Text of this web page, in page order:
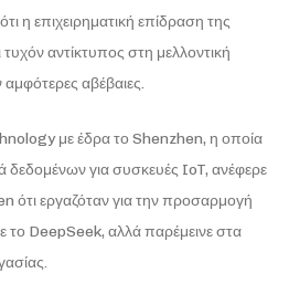
η επιχειρηματική επίδραση της
αντίκτυπος στη μελλοντική
αβέβαιες.
με έδρα το Shenzhen, η οποία
δεδομένων για συσκευές IoT, ανέφερε
ότι εργαζόταν για την προσαρμογή
το DeepSeek, αλλά παρέμεινε στα